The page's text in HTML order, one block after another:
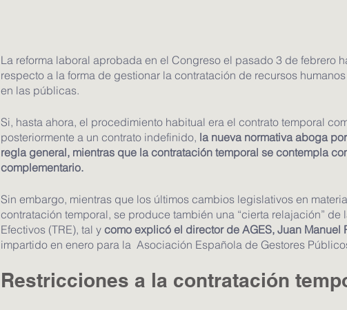
La reforma laboral aprobada en el Congreso el pasado 3 de febrero
respecto a la forma de gestionar la contratación de recursos
en las públicas.
Si, hasta ahora, el procedimiento habitual era el contrato temporal
posteriormente a un contrato indefinido, la nueva normativa aboga
regla general, mientras que la contratación temporal se contempla
complementario.
Sin embargo, mientras que los últimos cambios legislativos en
contratación temporal, se produce también una “cierta relajación” de
Efectivos (TRE), tal y como explicó el director de AGES, Juan Manuel
impartido en enero para la  Asociación Española de Gestores
Restricciones a la contratación